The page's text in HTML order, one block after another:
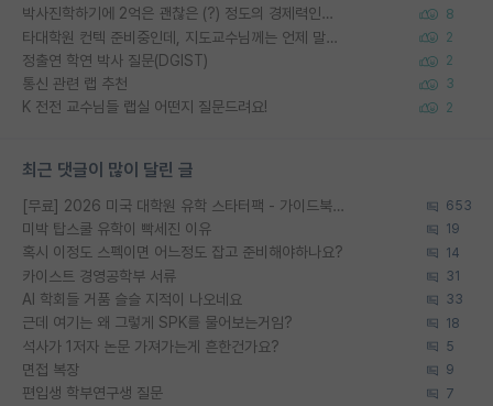
박사진학하기에 2억은 괜찮은 (?) 정도의 경제력인가요 8
타대학원 컨텍 준비중인데, 지도교수님께는 언제 말씀드려야 할까요? 2
정출연 학연 박사 질문(DGIST) 2
통신 관련 랩 추천 3
K 전전 교수님들 랩실 어떤지 질문드려요! 2
최근 댓글이 많이 달린 글
[무료] 2026 미국 대학원 유학 스타터팩 - 가이드북 & 합격자 컨택메일 템플릿 653
미박 탑스쿨 유학이 빡세진 이유 19
혹시 이정도 스펙이면 어느정도 잡고 준비해야하나요? 14
카이스트 경영공학부 서류 31
AI 학회들 거품 슬슬 지적이 나오네요 33
근데 여기는 왜 그렇게 SPK를 물어보는거임? 18
석사가 1저자 논문 가져가는게 흔한건가요? 5
면접 복장 9
편입생 학부연구생 질문 7